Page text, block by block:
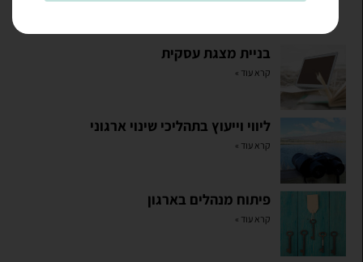
בניית מצגת עסקית
קרא עוד »
ליווי וייעוץ בתהליכי שינוי ארגוני
קרא עוד »
פיתוח מנהלים בארגון
קרא עוד »